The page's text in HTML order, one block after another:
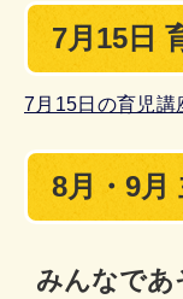
7月15日
7月15日の育児講
8月・9月
みんなであ